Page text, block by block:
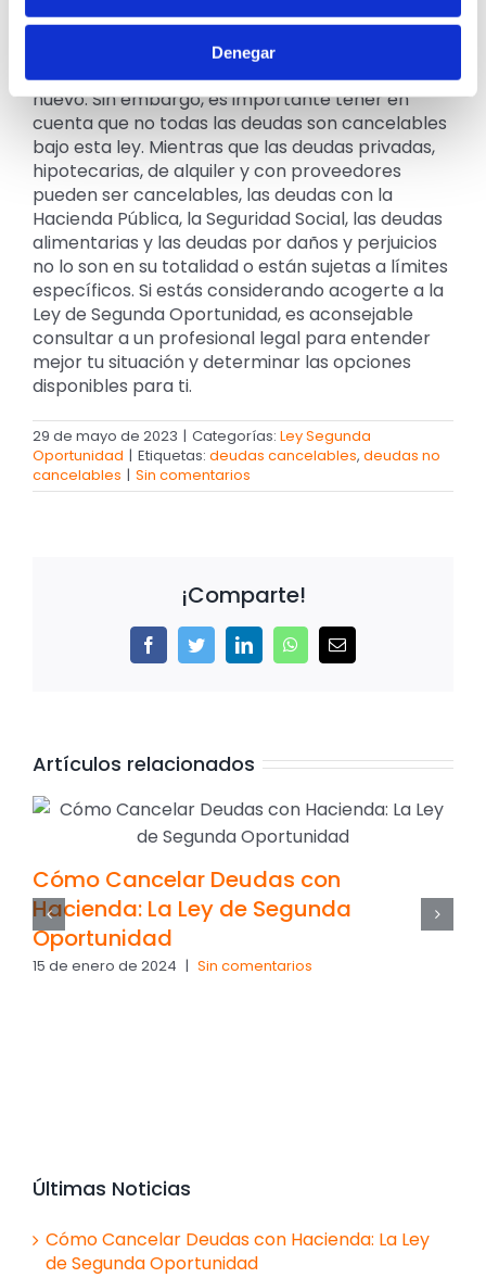
Denegar
legal para la cancelación de deudas, brindando a
particulares y autónomos la posibilidad de
obtener un alivio financiero y comenzar de
nuevo. Sin embargo, es importante tener en
cuenta que no todas las deudas son cancelables
bajo esta ley. Mientras que las deudas privadas,
hipotecarias, de alquiler y con proveedores
pueden ser cancelables, las deudas con la
Hacienda Pública, la Seguridad Social, las deudas
alimentarias y las deudas por daños y perjuicios
no lo son en su totalidad o están sujetas a límites
específicos. Si estás considerando acogerte a la
Ley de Segunda Oportunidad, es aconsejable
consultar a un profesional legal para entender
mejor tu situación y determinar las opciones
disponibles para ti.
29 de mayo de 2023 | Categorías: Ley Segunda
Oportunidad | Etiquetas: deudas cancelables, deudas no
cancelables | Sin comentarios
¡Comparte!
FacebookTwitterLinkedInWhatsAppCorreo
electrónico
Artículos relacionados
Cómo Cancelar Deudas con
Hacienda: La Ley de Segunda
Oportunidad
15 de enero de 2024 | Sin comentarios
Últimas Noticias
Cómo Cancelar Deudas con Hacienda: La Ley
de Segunda Oportunidad